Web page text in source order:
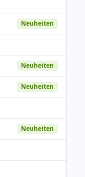
Neuheiten
Neuheiten
Neuheiten
Neuheiten